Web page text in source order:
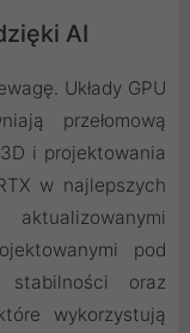
AI
Układy GPU
przełomową
i projektowania
w najlepszych
pod
stabilności oraz
wykorzystują